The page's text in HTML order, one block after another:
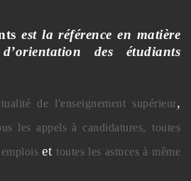
est la référence en matière
des étudiants
de l'enseignement supérieur,
les appels à candidatures, toutes
ettoutes les astuces à même